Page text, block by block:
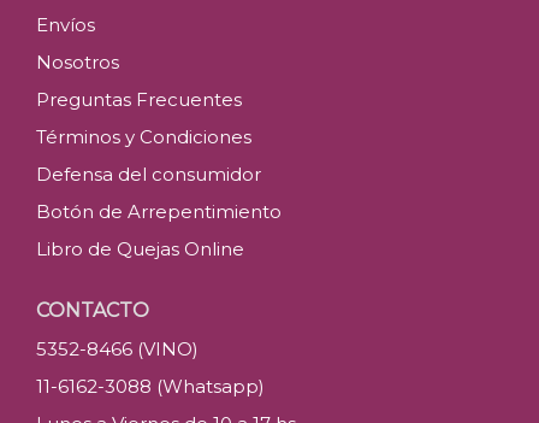
Envíos
Nosotros
Preguntas Frecuentes
Términos y Condiciones
Defensa del consumidor
Botón de Arrepentimiento
Libro de Quejas Online
CONTACTO
5352-8466 (VINO)
11-6162-3088 (Whatsapp)